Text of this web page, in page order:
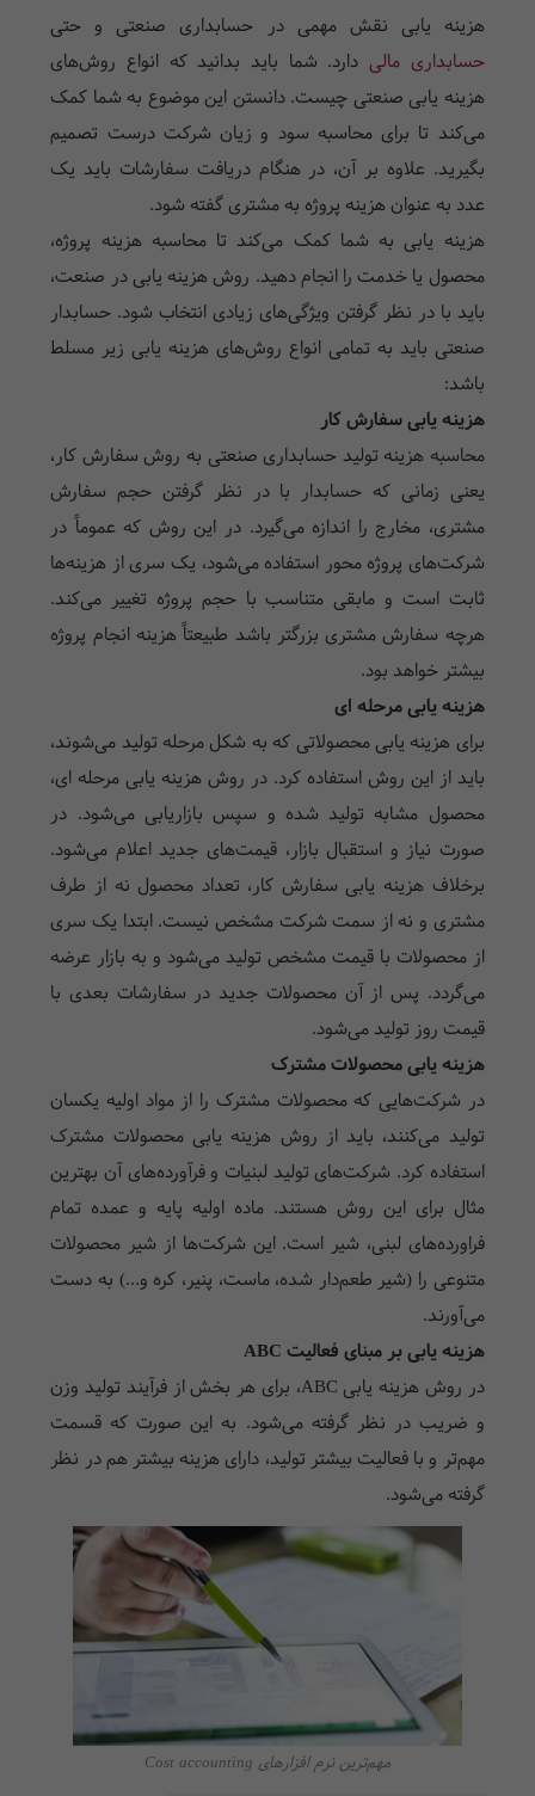
هزینه یابی نقش مهمی در حسابداری صنعتی و حتی
حسابداری مالی دارد. شما باید بدانید که انواع روش‌های
هزینه یابی صنعتی چیست. دانستن این موضوع به شما کمک
می‌کند تا برای محاسبه سود و زیان شرکت درست تصمیم
بگیرید. علاوه بر آن، در هنگام دریافت سفارشات باید یک
عدد به عنوان هزینه پروژه به مشتری گفته شود.
هزینه یابی به شما کمک می‌کند تا محاسبه هزینه پروژه،
محصول یا خدمت را انجام دهید. روش هزینه یابی در صنعت،
باید با در نظر گرفتن ویژگی‌های زیادی انتخاب شود. حسابدار
صنعتی باید به تمامی انواع روش‌های هزینه یابی زیر مسلط
باشد:
هزینه یابی سفارش کار
محاسبه هزینه تولید حسابداری صنعتی به روش سفارش کار،
یعنی زمانی که حسابدار با در نظر گرفتن حجم سفارش
مشتری، مخارج را اندازه می‌گیرد. در این روش که عموماً در
شرکت‌های پروژه محور استفاده می‌شود، یک سری از هزینه‌ها
ثابت است و مابقی متناسب با حجم پروژه تغییر می‌کند.
هرچه سفارش مشتری بزرگتر باشد طبیعتاً هزینه انجام پروژه
بیشتر خواهد بود.
هزینه یابی مرحله ای
برای هزینه یابی محصولاتی که به شکل مرحله تولید می‌شوند،
باید از این روش استفاده کرد. در روش هزینه یابی مرحله ای،
محصول مشابه تولید شده و سپس بازاریابی می‌شود. در
صورت نیاز و استقبال بازار، قیمت‌های جدید اعلام می‌شود.
برخلاف هزینه یابی سفارش کار، تعداد محصول نه از طرف
مشتری و نه از سمت شرکت مشخص نیست. ابتدا یک سری
از محصولات با قیمت مشخص تولید می‌شود و به بازار عرضه
می‌گردد. پس از آن محصولات جدید در سفارشات بعدی با
قیمت روز تولید می‌شود.
هزینه یابی محصولات مشترک
در شرکت‌هایی که محصولات مشترک را از مواد اولیه یکسان
تولید می‌کنند، باید از روش هزینه یابی محصولات مشترک
استفاده کرد. شرکت‌های تولید لبنیات و فرآورده‌های آن بهترین
مثال برای این روش هستند. ماده اولیه پایه و عمده تمام
فراورده‌های لبنی، شیر است. این شرکت‌ها از شیر محصولات
متنوعی را (شیر طعم‌دار شده، ماست، پنیر، کره و...) به دست
می‌آورند.
هزینه یابی بر مبنای فعالیت ABC
در روش هزینه یابی ABC، برای هر بخش از فرآیند تولید وزن
و ضریب در نظر گرفته می‌شود. به این صورت که قسمت
مهم‌تر و با فعالیت بیشتر تولید، دارای هزینه بیشتر هم در نظر
گرفته می‌شود.
مهم‌ترین نرم افزارهای Cost accounting